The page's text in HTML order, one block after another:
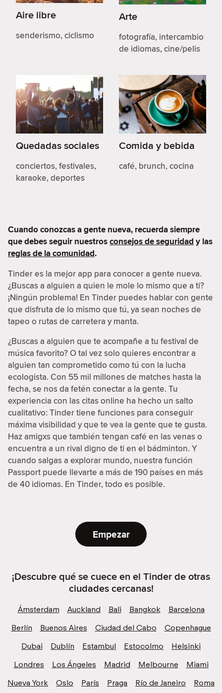
Aire libre
senderismo, ciclismo
Arte
fotografía, intercambio
de idiomas, cine/pelis
Quedadas sociales
conciertos, festivales,
karaoke, deportes
Comida y bebida
café, brunch, cocina
Cuando conozcas a gente nueva, recuerda siempre
que debes seguir nuestrosconsejos de seguridad y las
reglas de la comunidad.
Tinder es la mejor app para conocer a gente nueva.
¿Buscas a alguien a quien le mole lo mismo que a ti?
¡Ningún problema! En Tinder puedes hablar con gente
que disfruta de lo mismo que tú, ya sean noches de
tapeo o rutas de carretera y manta.
¿Buscas a alguien que te acompañe a tu festival de
música favorito? O tal vez solo quieres encontrar a
alguien tan comprometido como tú con la lucha
ecologista. Con 55 mil millones de matches hasta la
fecha, se nos da fetén conectar a la gente. Tu
experiencia con las citas online ha hecho un salto
cualitativo: Tinder tiene funciones para conseguir
máxima visibilidad y que te vea la gente que te gusta.
Haz amigxs que también tengan café en las venas o
encuentra a un rival digno de ti en el bádminton. Y
cuando salgas a explorar mundo, nuestra función
Passport puede llevarte a más de 190 países en más
de 40 idiomas. En Tinder, todo es posible.
Empezar
¡Descubre qué se cuece en el Tinder de otras
ciudades cercanas!
Ámsterdam Auckland Bali Bangkok
Barcelona
Berlín
Buenos Aires Ciudad del Cabo
Copenhague
Dubai
Dublín Estambul Estocolmo
Helsinki
Londres
Los Ángeles Madrid Melbourne
Miami
Nueva York
Oslo París Praga Río de Janeiro
Roma